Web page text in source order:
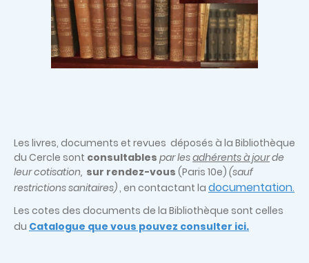
Les livres, documents et revues déposés à la Bibliothèque
du Cercle sont consultables par lesadhérents à jourde
leur cotisation, sur rendez-vous (Paris 10e) (sauf
restrictions sanitaires), en contactant la documentation.
Les cotes des documents de la Bibliothèque sont celles
du Catalogue que vous pouvez consulter ici.